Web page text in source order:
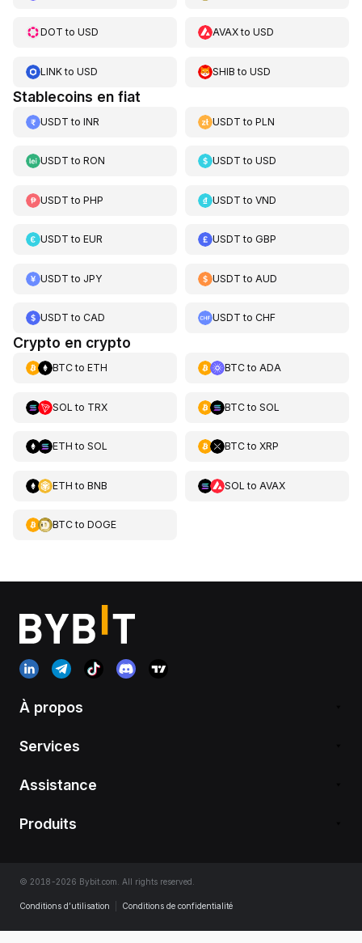
DOT to USD AVAXtoUSD
LINKto USD SHIB toUSD
Stablecoins en fiat
USDT to INR USDT toPLN
USDT to RON USDT toUSD
USDT to PHP USDT toVND
USDT to EUR USDT toGBP
USDT to JPY USDT to AUD
USDT to CAD USDT toCHF
Crypto en crypto
BTCto ETH BTCto ADA
SOL to TRX BTCto SOL
ETH to SOL BTCto XRP
ETH to BNB SOL to AVAX
BTCto DOGE
À propos
Services
Assistance
Produits
© 2018-2026 Bybit.com. All rights reserved.
Conditions d’utilisation Conditions de confidentialité